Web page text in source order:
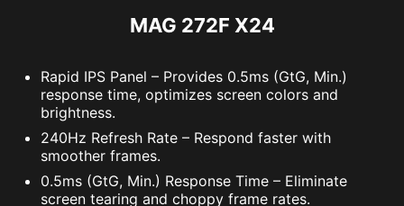
MAG 272F X24
Rapid IPS Panel – Provides 0.5ms (GtG, Min.)
response time, optimizes screen colors and
brightness.
240Hz Refresh Rate – Respond faster with
smoother frames.
0.5ms (GtG, Min.) Response Time – Eliminate
screen tearing and choppy frame rates.